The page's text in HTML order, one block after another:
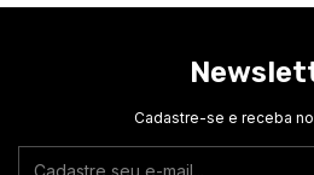
Cadastre-se e receba